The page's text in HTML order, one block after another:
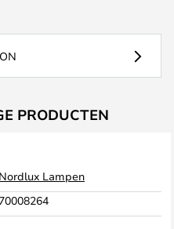
PRODUCTEN
Nordlux Lampen
70008264